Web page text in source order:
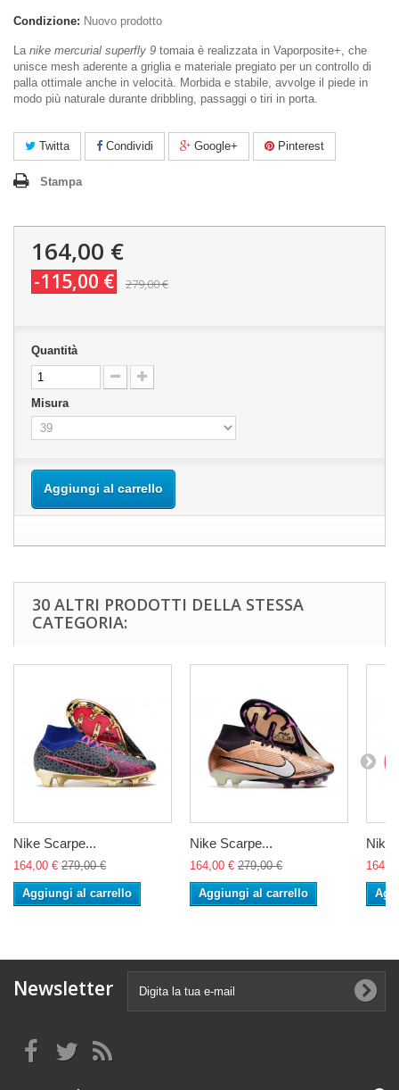
Condizione: Nuovo prodotto
La nike mercurial superfly 9 tomaia è realizzata in Vaporposite+, che
unisce mesh aderente a griglia e materiale pregiato per un controllo di
palla ottimale anche in velocità. Morbida e stabile, avvolge il piede in
modo più naturale durante dribbling, passaggi o tiri in porta.
Twitta Condividi Google+ Pinterest
Stampa
164,00 €
-115,00 € 279,00 €
Quantità
Misura
Aggiungi al carrello
30 ALTRI PRODOTTI DELLA STESSA
CATEGORIA:
Nike Scarpe...
164,00 € 279,00 €
Aggiungi al carrello
Nike Scarpe...
164,00 € 279,00 €
Aggiungi al carrello
Nike
Newsletter